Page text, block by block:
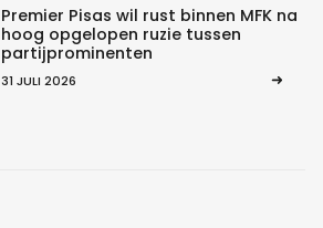
Premier Pisas wil rust binnen MFK na
hoog opgelopen ruzie tussen
partijprominenten
31 JULI 2026